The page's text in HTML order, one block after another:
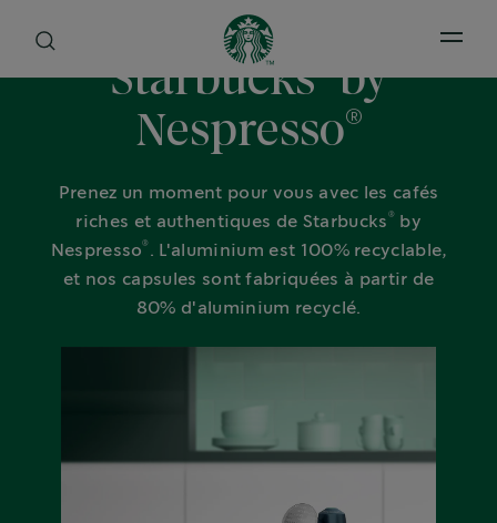
Open
Starbucks by
Nespresso®
Prenez un moment pour vous avec les cafés
riches et authentiques de Starbucks ®
by
Nespresso ® . L'aluminium est 100% recyclable,
et nos capsules sont fabriquées à partir de
80% d'aluminium recyclé.